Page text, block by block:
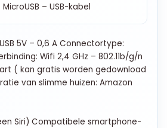
– USB-kabel
5V – 0,6 A Connectortype:
Wifi 2,4 GHz – 802.11b/g/n
( kan gratis worden gedownload
van slimme huizen: Amazon
Siri) Compatibele smartphone-